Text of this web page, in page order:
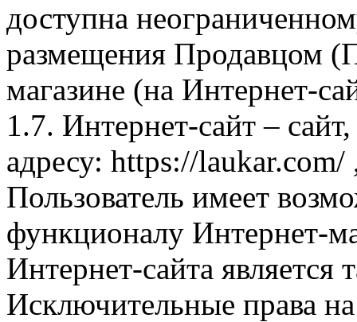
доступна
размещения Продавцом
магазине (на Интернет-
1.7. Интернет-сайт –
адресу: https://laukar.com/
Пользователь имеет
функционалу Интернет-
Интернет-сайта
Исключительные права